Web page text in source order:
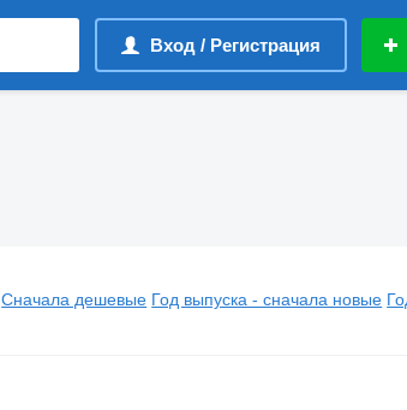
Вход / Регистрация
Сначала дешевые Год выпуска - сначала новые